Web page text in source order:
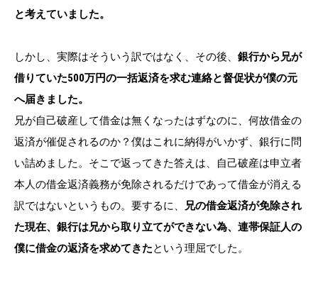
と考えていました。
しかし、実際はそういう訳ではなく、その後、 銀行から兄が
借りていた500万円の一括返済を求む連絡と督促状が僕の元
へ届きました。
兄が自己破産して借金は無くなったはずなのに、何故借金の
返済が催促されるのか？僕はこれに納得がいかず、銀行に問
い詰めました。そこで返ってきた答えは、自己破産は申立者
本人の借金返済義務が免除されるだけであって借金が消える
訳ではないというもの。要するに、
兄の借金返済が免除され
た現在、銀行は兄から取り立てができない為、連帯保証人の
僕に借金の返済を求めてきたという理屈でした。